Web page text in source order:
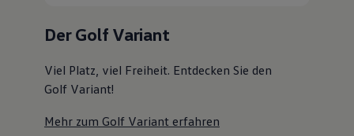
Pannen- und Unfallhilfe
Der Golf Variant
Viel Platz, viel Freiheit. Entdecken Sie den
Golf Variant!
Mehr zum Golf Variant erfahren